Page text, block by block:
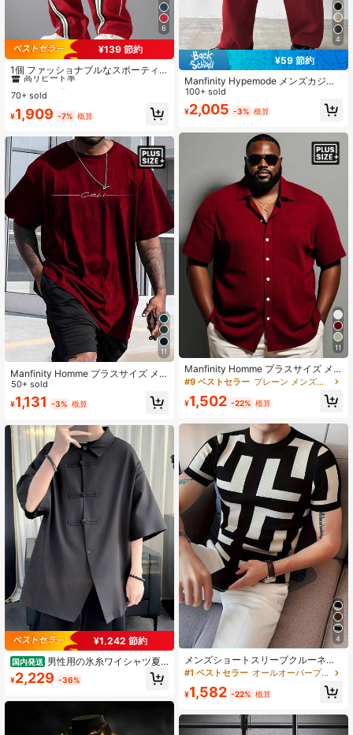
6
¥139 節約
1個 ファッショナブルなスポーティ
ーカジュアルストレートルーズワイ
ドレッグパンツ、スタイリッシュな
トバインディングデザイン、軽量ポ
リエステル素材、ジムウェアやギフ
トに適しています
#4 ベストセラー
サイドストライプ メンズパンツ
高リピート率
#4 ベストセラー
高リピート率
#4 ベストセラー
高リピート率
#4 ベストセラー
高リピート率
70+ sold
¥1,909 -7% 概算
11
Manfinity Homme プラスサイズ メ
ンズ ラウンドネック 半袖Tシャツ、
夏に最適なファッション性
50+ sold
¥1,131 -3% 概算
¥1,242 節約
国内発送 男性用の氷糸ワイシャツ夏
コート新しい中国風紳士服中国風バ
ックル上着国潮唐スーツ半袖シャツ
¥2,229 -36%
4
¥59 節約
Manfinity Hypemode メンズカジュ
アル 無地 斜めポケット 厚手 ワイド
レッグパンツ、秋 日本風パンツ オー
バーサイズパンツ ボルドーパンツ レ
ドレッグ
100+ sold
¥2,005 -3% 概算
11
Manfinity Homme プラスサイズ メ
ンズ 無地 半袖 シングルブレスト カ
#9 ベストセラー プレーン メンズプラスサイズシャツ
¥1,502 -22% 概算
4
メンズショートスリーブクルーネッ
クニットTシャツ - 黒と白の幾何学
ュアルウェア、デイリーアウトfit、
#1 ベストセラー オールオーバープリント メンズニットトップス
¥1,582 -22% 概算